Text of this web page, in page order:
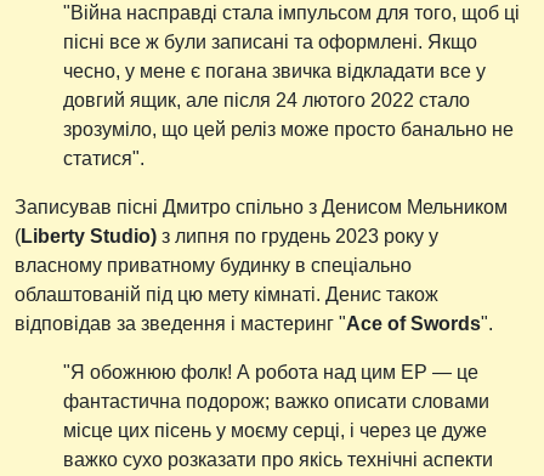
"Війна насправді стала імпульсом для того, щоб ці
пісні все ж були записані та оформлені. Якщо
чесно, у мене є погана звичка відкладати все у
довгий ящик, але після 24 лютого 2022 стало
зрозуміло, що цей реліз може просто банально не
статися".
Записував пісні Дмитро спільно з Денисом Мельником
(Liberty Studio) з липня по грудень 2023 року у
власному приватному будинку в спеціально
облаштованій під цю мету кімнаті. Денис також
відповідав за зведення і мастеринг "Ace of Swords".
"Я обожнюю фолк! А робота над цим EP — це
фантастична подорож; важко описати словами
місце цих пісень у моєму серці, і через це дуже
важко сухо розказати про якісь технічні аспекти